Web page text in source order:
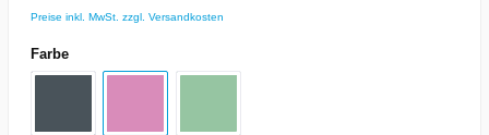
Preise inkl. MwSt. zzgl. Versandkosten
Farbe